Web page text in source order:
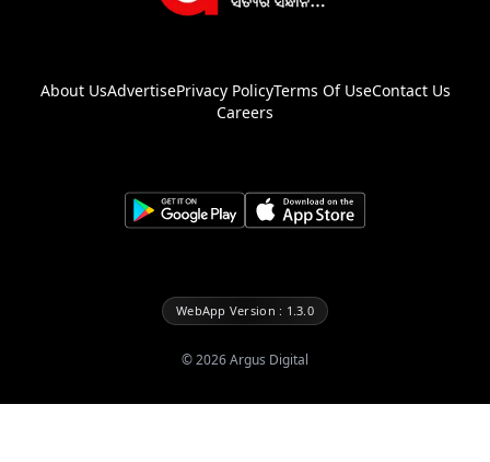
About UsAdvertisePrivacy PolicyTerms Of UseContact Us
Careers
WebApp Version : 1.3.0
©2026Argus Digital